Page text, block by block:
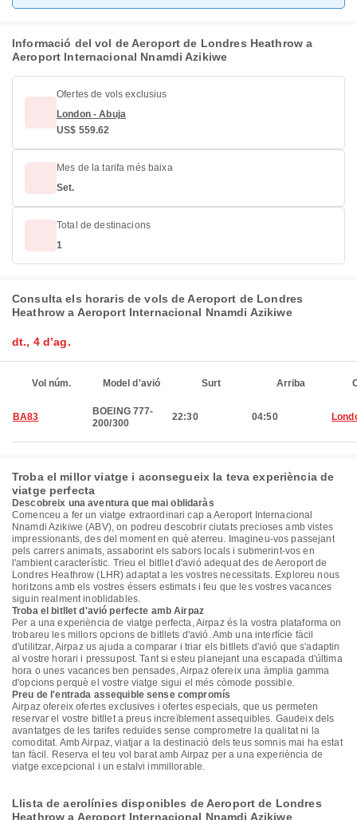
Informació del vol de Aeroport de Londres Heathrow a
Aeroport Internacional Nnamdi Azikiwe
Ofertes de vols exclusius
London - Abuja
US$ 559.62
Mes de la tarifa més baixa
Set.
Total de destinacions
1
Consulta els horaris de vols de Aeroport de Londres
Heathrow a Aeroport Internacional Nnamdi Azikiwe
dt., 4 d’ag.
Vol núm. Model d'avió Surt Arriba
BA83
BOEING 777-
200/300
22:30 04:50
Troba el millor viatge i aconsegueix la teva experiència de
viatge perfecta
Descobreix una aventura que mai oblidaràs
Comenceu a fer un viatge extraordinari cap a Aeroport Internacional
Nnamdi Azikiwe (ABV), on podreu descobrir ciutats precioses amb vistes
impressionants, des del moment en què aterreu. Imagineu-vos passejant
pels carrers animats, assaborint els sabors locals i submerint-vos en
l'ambient característic. Trieu el bitllet d'avió adequat des de Aeroport de
Londres Heathrow (LHR) adaptat a les vostres necessitats. Exploreu nous
horitzons amb els vostres éssers estimats i feu que les vostres vacances
siguin realment inoblidables.
Troba el bitllet d'avió perfecte amb Airpaz
Per a una experiència de viatge perfecta, Airpaz és la vostra plataforma on
trobareu les millors opcions de bitllets d'avió. Amb una interfície fàcil
d'utilitzar, Airpaz us ajuda a comparar i triar els bitllets d'avió que s'adaptin
al vostre horari i pressupost. Tant si esteu planejant una escapada d'última
hora o unes vacances ben pensades, Airpaz ofereix una àmplia gamma
d'opcions perquè el vostre viatge sigui el més còmode possible.
Preu de l'entrada assequible sense compromís
Airpaz ofereix ofertes exclusives i ofertes especials, que us permeten
reservar el vostre bitllet a preus increïblement assequibles. Gaudeix dels
avantatges de les tarifes reduïdes sense comprometre la qualitat ni la
comoditat. Amb Airpaz, viatjar a la destinació dels teus somnis mai ha estat
tan fàcil. Reserva el teu vol barat amb Airpaz per a una experiència de
viatge excepcional i un estalvi immillorable.
Llista de aerolínies disponibles de Aeroport de Londres
Heathrow a Aeroport Internacional Nnamdi Azikiwe